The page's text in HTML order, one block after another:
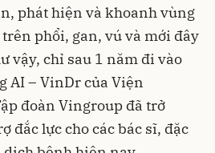
phát hiện và khoanh vùng
phổi, gan, vú và mới đây
vậy, chỉ sau 1 năm đi vào
AI – VinDr của Viện
đoàn Vingroup đã trở
đắc lực cho các bác sĩ, đặc